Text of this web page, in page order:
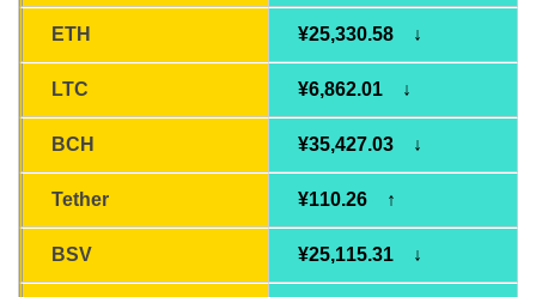
ETH ¥25,330.58 ↓
LTC ¥6,862.01 ↓
BCH ¥35,427.03 ↓
Tether ¥110.26 ↑
BSV ¥25,115.31 ↓